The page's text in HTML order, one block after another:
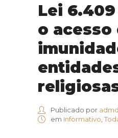
Lei
o acesso
Publicado por
em Informativo